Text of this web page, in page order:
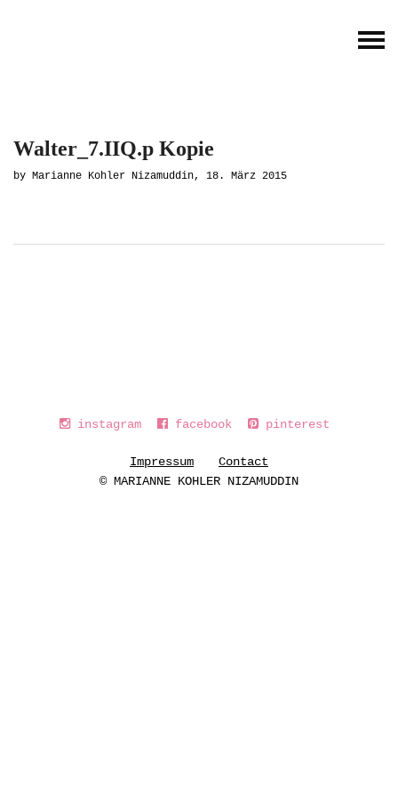
Walter_7.IIQ.p Kopie
by Marianne Kohler Nizamuddin, 18. März 2015
instagram facebook pinterest
Impressum
Contact
© MARIANNE KOHLER NIZAMUDDIN